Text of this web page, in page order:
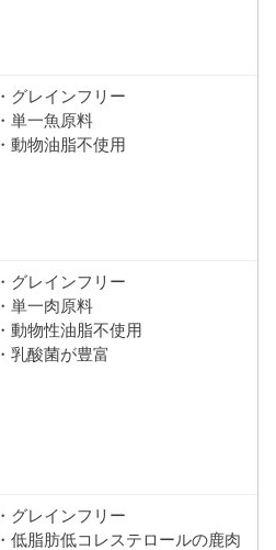
・グレインフリー
・単一魚原料
・動物油脂不使用
・グレインフリー
・単一肉原料
・動物性油脂不使用
・乳酸菌が豊富
・グレインフリー
・低脂肪低コレステロールの鹿肉